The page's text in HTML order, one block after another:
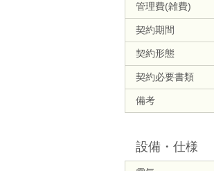
管理費(雑費)
契約期間
契約形態
契約必要書類
備考
設備・仕様